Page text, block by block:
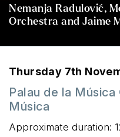
Nemanja Radulović,
Orchestra and Jaime
Thursday 7th
Palau de la
Música
Approximate duration: